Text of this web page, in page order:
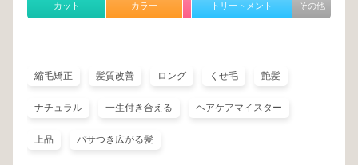
カット カラー トリートメント その他
縮毛矯正 髪質改善 ロング くせ毛 艶髪
ナチュラル 一生付き合える ヘアケアマイスター
上品 パサつき広がる髪